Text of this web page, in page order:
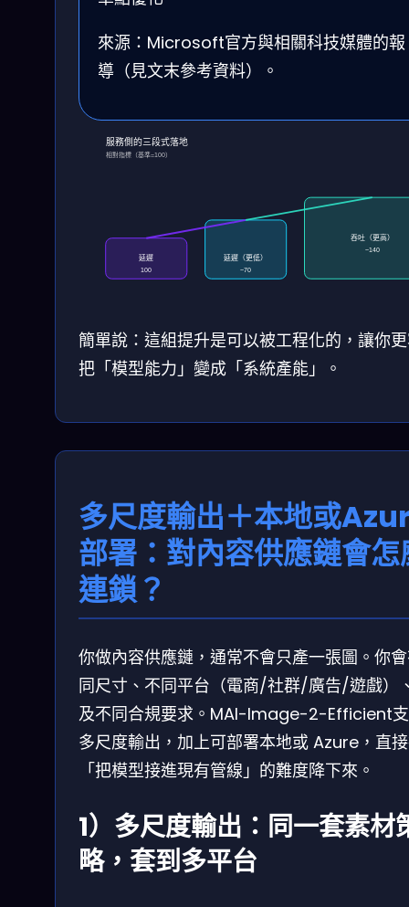
來源：Microsoft官方與相關科技媒體的報
導（見文末參考資料）。
服務側的三段式落地
相對指標（基準=100）
延遲
100
延遲（更低）
~70
吞吐（更高）
~140
簡單說：這組提升是可以被工程化的，讓你
把「模型能力」變成「系統產能」。
多尺度輸出＋本地或
部署：對內容供應鏈會怎
連鎖？
你做內容供應鏈，通常不會只產一張圖。你
同尺寸、不同平台（電商/社群/廣告/遊戲）
及不同合規要求。MAI-Image-2-Efficient
多尺度輸出，加上可部署本地或 Azure，直
「把模型接進現有管線」的難度降下來。
1）多尺度輸出：同一套素材
略，套到多平台